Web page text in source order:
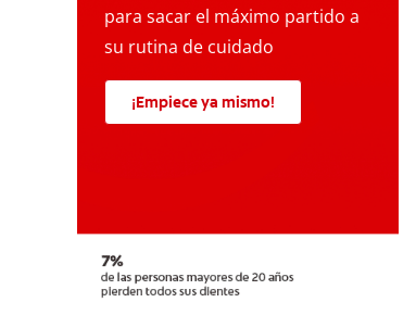
para sacar el máximo partido a
su rutina de cuidado
¡Empiece ya mismo!